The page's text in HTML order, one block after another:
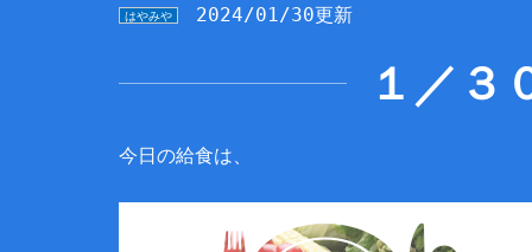
はやみや 2024/01/30更新
１／
今日の給食は、